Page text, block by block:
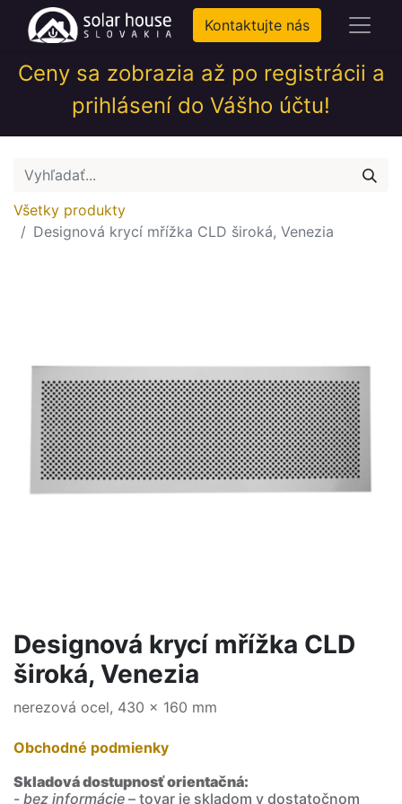
Kontaktujte nás
Ceny sa zobrazia až po registrácii a
prihlásení do Vášho účtu!
Všetky produkty
Designová krycí mřížka CLD široká, Venezia
Designová krycí mřížka CLD
široká, Venezia
nerezová ocel, 430 x 160 mm
Obchodné podmienky
Skladová dostupnosť orientačná:
- bez informácie – tovar je skladom v dostatočnom